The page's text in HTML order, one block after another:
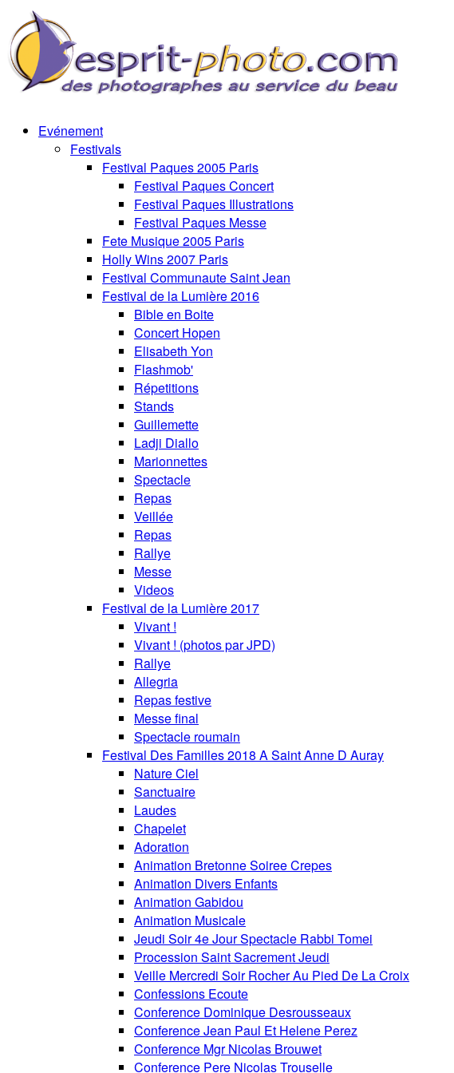
Evénement
Festivals
Festival Paques 2005 Paris
Festival Paques Concert
Festival Paques Illustrations
Festival Paques Messe
Fete Musique 2005 Paris
Holly Wins 2007 Paris
Festival Communaute Saint Jean
Festival de la Lumière 2016
Bible en Boite
Concert Hopen
Elisabeth Yon
Flashmob'
Répetitions
Stands
Guillemette
Ladji Diallo
Marionnettes
Spectacle
Repas
Veillée
Repas
Rallye
Messe
Videos
Festival de la Lumière 2017
Vivant !
Vivant ! (photos par JPD)
Rallye
Allegria
Repas festive
Messe final
Spectacle roumain
Festival Des Familles 2018 A Saint Anne D Auray
Nature Ciel
Sanctuaire
Laudes
Chapelet
Adoration
Animation Bretonne Soiree Crepes
Animation Divers Enfants
Animation Gabidou
Animation Musicale
Jeudi Soir 4e Jour Spectacle Rabbi Tomei
Procession Saint Sacrement Jeudi
Veille Mercredi Soir Rocher Au Pied De La Croix
Confessions Ecoute
Conference Dominique Desrousseaux
Conference Jean Paul Et Helene Perez
Conference Mgr Nicolas Brouwet
Conference Pere Nicolas Trouselle